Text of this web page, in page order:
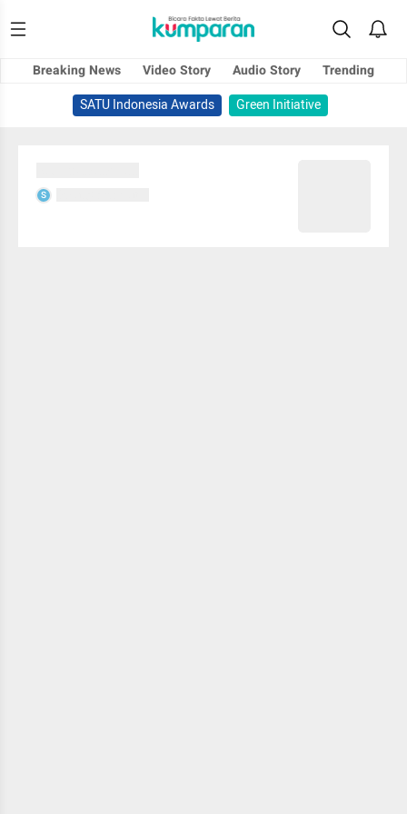
Breaking News Video Story Audio Story
Trending
SATU Indonesia Awards
Green Initiative
S